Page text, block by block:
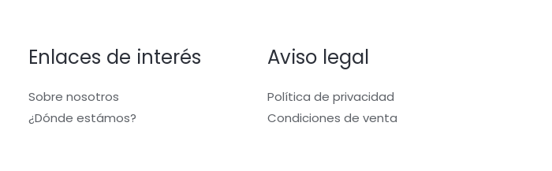
Enlaces de interés
Sobre nosotros
¿Dónde estámos?
Aviso legal
Política de privacidad
Condiciones de venta